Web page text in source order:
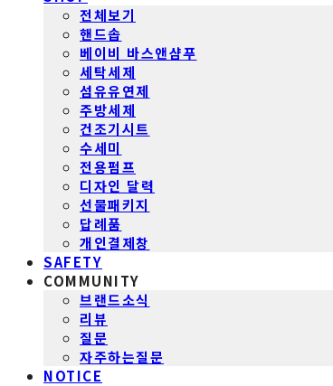
전체보기
핸드솝
베이비 바스앤샴푸
세탁세제
섬유유연제
주방세제
건조기시트
수세미
전용펌프
디자인 달력
선물패키지
답례품
개인결제창
SAFETY
COMMUNITY
브랜드소식
리뷰
질문
자주하는질문
NOTICE